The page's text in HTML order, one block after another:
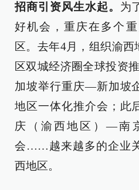
招商引资风生水起。 为
好机会，重庆在多个
区。去年4月，组织渝
区双城经济圈全球投资
加坡举行重庆—新加坡
地区一体化推介会；此
庆（渝西地区）—南
会……越来越多的企业
西地区。